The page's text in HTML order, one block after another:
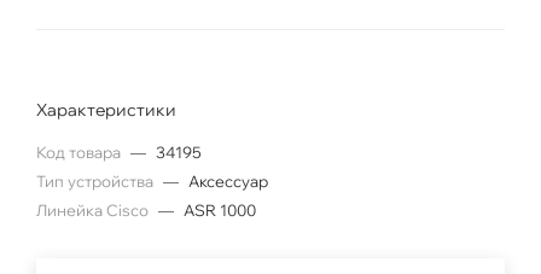
Характеристики
Код товара — 34195
Тип устройства — Аксессуар
Линейка Cisco — ASR 1000